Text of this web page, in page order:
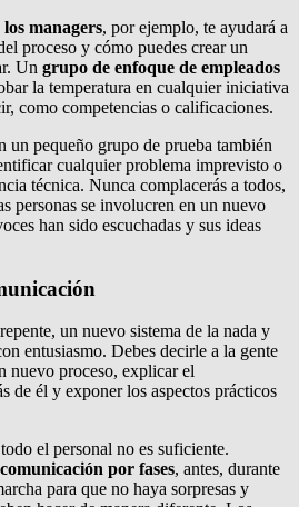
managers, por ejemplo, te ayudará a
proceso y cómo puedes crear un
Un grupo de enfoque de empleados
la temperatura en cualquier iniciativa
como competencias o calificaciones.
un pequeño grupo de prueba también
cualquier problema imprevisto o
técnica. Nunca complacerás a todos,
personas se involucren en un nuevo
han sido escuchadas y sus ideas
un nuevo sistema de la nada y
entusiasmo. Debes decirle a la gente
nuevo proceso, explicar el
de él y exponer los aspectos prácticos
el personal no es suficiente.
por fases, antes, durante
para que no haya sorpresas y